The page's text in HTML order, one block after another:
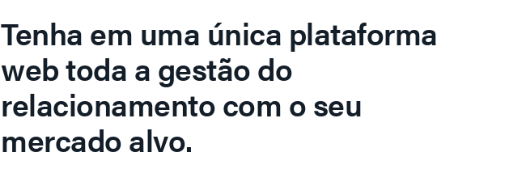
Tenha em uma única plataforma
web toda a gestão do
relacionamento com o seu
mercado alvo.